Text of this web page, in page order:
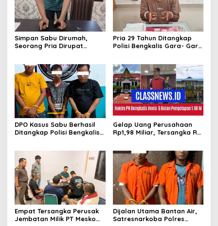
Simpan Sabu Dirumah,
Seorang Pria Dirupat
Pria 29 Tahun Ditangkap
Polisi Bengkalis Gara- Gara
DPO Kasus Sabu Berhasil
Ditangkap Polisi Bengkalis,
Gelap Uang Perusahaan
Rp1,98 Miliar, Tersangka RS
Banding
Empat Tersangka Perusak
Jembatan Milik PT Meskom
Dijalan Utama Bantan Air,
Satresnarkoba Polres